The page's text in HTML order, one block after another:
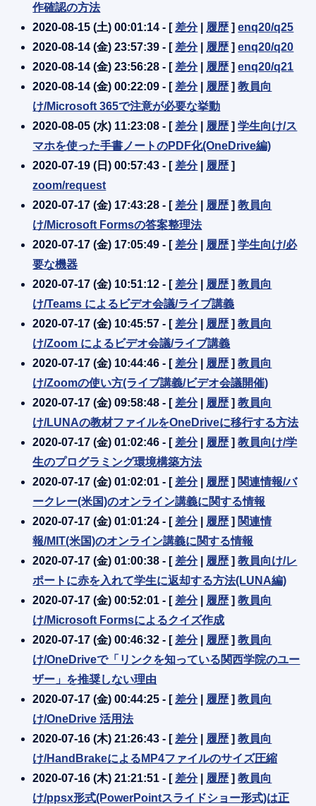
作確認の方法
2020-08-15 (土) 00:01:14 - [ 差分| 履歴]enq20/q25
2020-08-14 (金) 23:57:39 - [ 差分| 履歴]enq20/q20
2020-08-14 (金) 23:56:28 - [ 差分| 履歴]enq20/q21
2020-08-14 (金) 00:22:09 - [ 差分| 履歴]教員向
け/Microsoft 365で注意が必要な挙動
2020-08-05 (水) 11:23:08 - [ 差分| 履歴]学生向け/ス
マホを使った手書ノートのPDF化(OneDrive編)
2020-07-19 (日) 00:57:43 - [ 差分| 履歴]
zoom/request
2020-07-17 (金) 17:43:28 - [ 差分| 履歴]教員向
け/Microsoft Formsの答案整理法
2020-07-17 (金) 17:05:49 - [ 差分| 履歴]学生向け/必
要な機器
2020-07-17 (金) 10:51:12 - [ 差分| 履歴]教員向
け/Teams によるビデオ会議/ライブ講義
2020-07-17 (金) 10:45:57 - [ 差分| 履歴]教員向
け/Zoom によるビデオ会議/ライブ講義
2020-07-17 (金) 10:44:46 - [ 差分| 履歴]教員向
け/Zoomの使い方(ライブ講義/ビデオ会議開催)
2020-07-17 (金) 09:58:48 - [ 差分| 履歴]教員向
け/LUNAの教材ファイルをOneDriveに移行する方法
2020-07-17 (金) 01:02:46 - [ 差分| 履歴]教員向け/学
生のプログラミング環境構築方法
2020-07-17 (金) 01:02:01 - [ 差分| 履歴] 関連情報/バ
ークレー(米国)のオンライン講義に関する情報
2020-07-17 (金) 01:01:24 - [ 差分| 履歴] 関連情
報/MIT(米国)のオンライン講義に関する情報
2020-07-17 (金) 01:00:38 - [ 差分| 履歴]教員向け/レ
ポートに赤を入れて学生に返却する方法(LUNA編)
2020-07-17 (金) 00:52:01 - [ 差分| 履歴]教員向
け/Microsoft Formsによるクイズ作成
2020-07-17 (金) 00:46:32 - [ 差分| 履歴]教員向
け/OneDriveで「リンクを知っている関西学院のユー
ザー」を推奨しない理由
2020-07-17 (金) 00:44:25 - [ 差分| 履歴]教員向
け/OneDrive 活用法
2020-07-16 (木) 21:26:43 - [ 差分| 履歴]教員向
け/HandBrakeによるMP4ファイルのサイズ圧縮
2020-07-16 (木) 21:21:51 - [ 差分| 履歴]教員向
け/ppsx形式(PowerPointスライドショー形式)は正